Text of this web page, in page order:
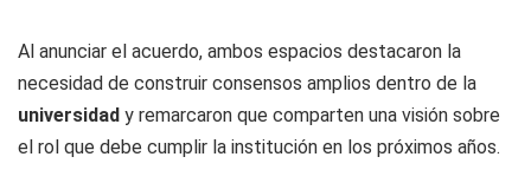
Al anunciar el acuerdo, ambos espacios destacaron la
necesidad de construir consensos amplios dentro de la
universidad y remarcaron que comparten una visión sobre
el rol que debe cumplir la institución en los próximos años.